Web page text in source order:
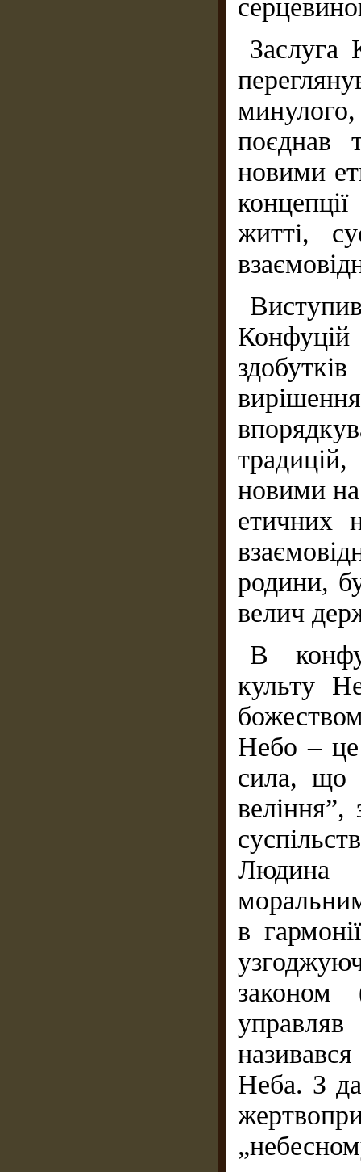
Заслуга
поєднав
новими
житті,
новими на
етичних
родини,
велич
В
культу
Небо –
сила, що
Людина
в
законом
Неба. З